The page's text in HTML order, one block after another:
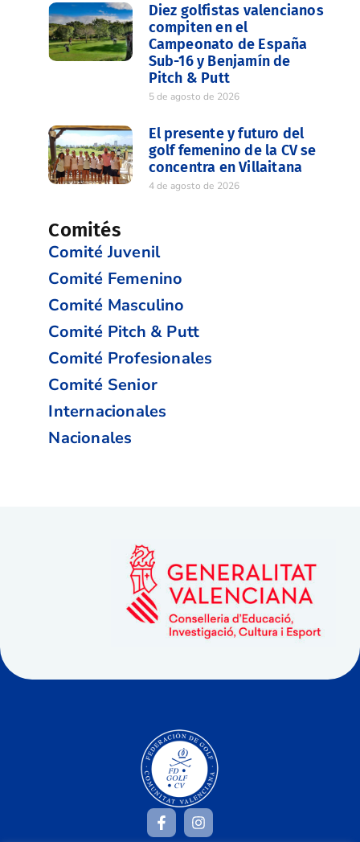
Diez golfistas valencianos
compiten en el
Campeonato de España
Sub-16 y Benjamín de
Pitch & Putt
5 de agosto de 2026
El presente y futuro del
golf femenino de la CV se
concentra en Villaitana
4 de agosto de 2026
Comités
Comité Juvenil
Comité Femenino
Comité Masculino
Comité Pitch & Putt
Comité Profesionales
Comité Senior
Internacionales
Nacionales